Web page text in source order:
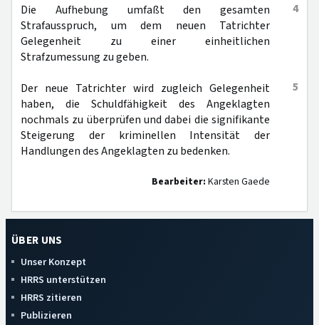
4
Die Aufhebung umfaßt den gesamten
Strafausspruch, um dem neuen Tatrichter
Gelegenheit zu einer einheitlichen
Strafzumessung zu geben.
5
Der neue Tatrichter wird zugleich Gelegenheit
haben, die Schuldfähigkeit des Angeklagten
nochmals zu überprüfen und dabei die signifikante
Steigerung der kriminellen Intensität der
Handlungen des Angeklagten zu bedenken.
Bearbeiter: Karsten Gaede
ÜBER UNS
Unser Konzept
HRRS unterstützen
HRRS zitieren
Publizieren